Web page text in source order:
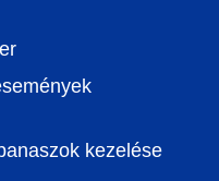
kezelése